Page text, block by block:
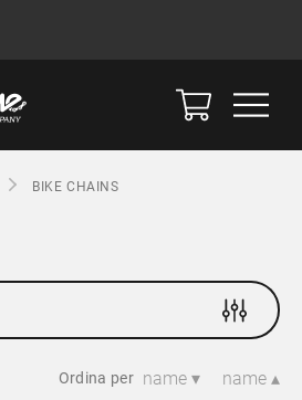
BIKE CHAINS
Ordina per name ▾ name ▴